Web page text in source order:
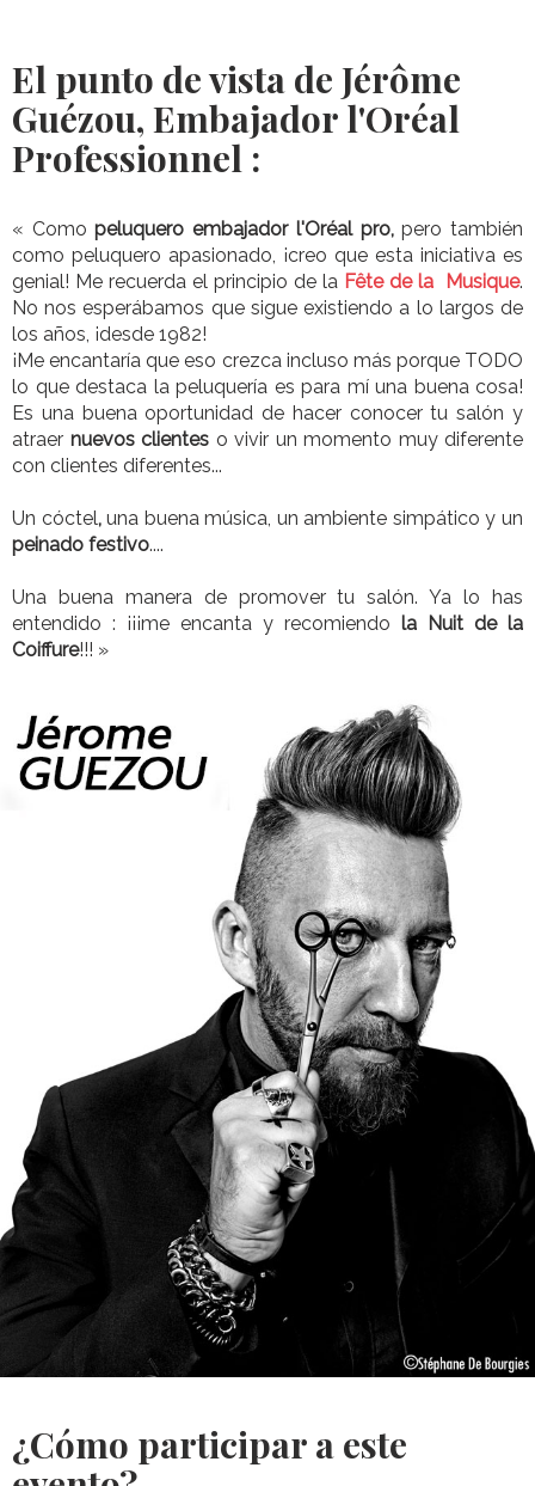
El punto de vista de Jérôme
Guézou, Embajador l'Oréal
Professionnel :
« Comopeluquero embajador l'Oréal pro,pero también
como peluquero apasionado, ¡creo que esta iniciativa es
genial! Me recuerda el principio de la Fête de la Musique.
No nos esperábamos que sigue existiendo a lo largos de
los años, ¡desde 1982!
¡Me encantaría que eso crezca incluso más porque TODO
lo que destaca la peluquería es para mí una buena cosa!
Es una buena oportunidad de hacer conocer tu salón y
atraer nuevos clientes o vivir un momento muy diferente
con clientes diferentes...
Un cóctel,una buena música, un ambiente simpático y un
peinado festivo....
Una buena manera de promover tu salón. Ya lo has
entendido : ¡¡¡me encanta y recomiendo la Nuit de la
Coiffure!!! »
¿Cómo participar a este